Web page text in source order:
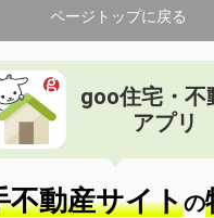
ページトップに戻る
goo住宅・不
アプリ
不動産サイトの